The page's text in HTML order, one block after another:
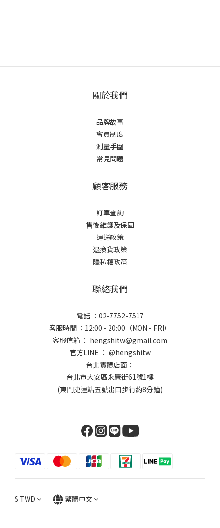
關於我們
品牌故事
會員制度
測量手圍
常見問題
顧客服務
訂單查詢
售後維護及保固
運送政策
退換貨政策
隱私權政策
聯絡我們
電話 ：02-7752-7517
客服時間 ：12:00 - 20:00（MON - FRI）
客服信箱 ： hengshitw@gmail.com
官方LINE ： @hengshitw
台北實體店面：
台北市大安區永康街61號1樓
(東門捷運站五號出口步行約8分鐘)
$ TWD 繁體中文